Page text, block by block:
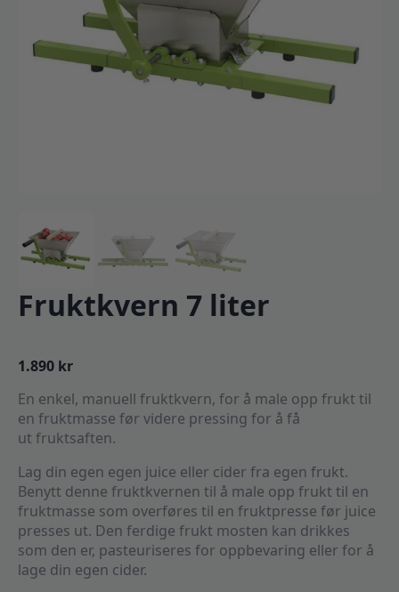
Fruktkvern 7 liter
1.890 kr
En enkel, manuell fruktkvern, for å male opp frukt til
en fruktmasse før videre pressing for å få
ut fruktsaften.
Lag din egen egen juice eller cider fra egen frukt.
Benytt denne fruktkvernen til å male opp frukt til en
fruktmasse som overføres til en fruktpresse før juice
presses ut. Den ferdige frukt mosten kan drikkes
som den er, pasteuriseres for oppbevaring eller for å
lage din egen cider.